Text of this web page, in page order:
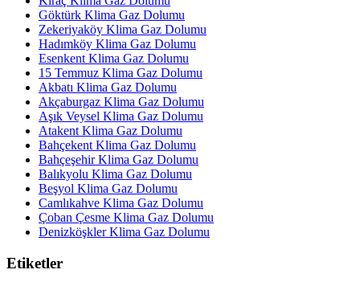
Göktürk Klima Gaz Dolumu
Zekeriyaköy Klima Gaz Dolumu
Hadımköy Klima Gaz Dolumu
Esenkent Klima Gaz Dolumu
15 Temmuz Klima Gaz Dolumu
Akbatı Klima Gaz Dolumu
Akçaburgaz Klima Gaz Dolumu
Aşık Veysel Klima Gaz Dolumu
Atakent Klima Gaz Dolumu
Bahçekent Klima Gaz Dolumu
Bahçeşehir Klima Gaz Dolumu
Balıkyolu Klima Gaz Dolumu
Beşyol Klima Gaz Dolumu
Camlıkahve Klima Gaz Dolumu
Çoban Çesme Klima Gaz Dolumu
Denizköşkler Klima Gaz Dolumu
Etiketler